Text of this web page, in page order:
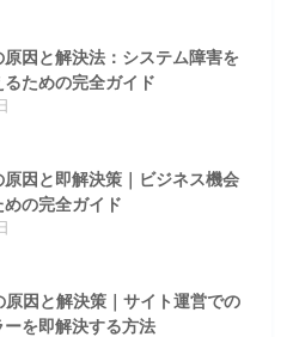
因と解決法：システム障害を
ための完全ガイド
因と即解決策｜ビジネス機会
の完全ガイド
因と解決策｜サイト運営での
を即解決する方法